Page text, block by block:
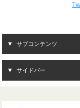
サブコンテンツ
サイドバー